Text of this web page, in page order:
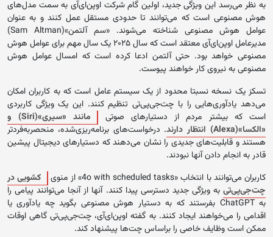
به نظر می‌رسد این ویژگی جدید، اولین گام شرکت اوپن‌ای‌آی به سمت مدل‌های
هوش مصنوعی است که می‌توانند تا حدودی مستقل عمل کنند و به عنوان
عوامل هوش مصنوعی شناخته می‌شوند. «سم آلتمن»(Sam Altman)
مدیرعامل اوپن‌ای‌آی معتقد است که سال ۲۰۲۵ یک سال مهم برای عوامل هوش
مصنوعی خواهد بود. حتی آلتمن ادعا کرده است که امسال عوامل هوش
مصنوعی به نیروی کار خواهند پیوست.
تسکز یک نسخه نسبتا محدود از یک سیستم عامل است که به کاربران امکان
می‌دهد یادآوری‌هایی را با چت‌جی‌پی‌تی تنظیم کنند. این یک ویژگی کاربردی
است که بیشتر مردم از دستیارهای صوتی
مانند «سیری»(Siri) و
«الکسا»(Alexa) انتظار دارند
. درخواست‌های برنامه‌ریزی‌شده، منحصربه‌فردتر
هستند و قابلیت‌های جدیدی را نشان می‌دهند که دستیارهای دیجیتال پیشین
قادر به انجام دادن آنها نبودند.
کاربران می‌توانند با انتخاب «4o with scheduled tasks» از منوی
کشویی در
چت‌جی‌پی‌تی به ویژگی جدید دسترسی پیدا کنند. آنها از آنجا می‌توانند پیامی را
به ChatGPT بفرستند که به دستیار هوش مصنوعی بگوید چه یادآوری یا
اقدامی را می‌خواهند ایجاد کنند. به گفته اوپن‌ای‌آی، چت‌جی‌پی‌تی گاهی اوقات
ممکن است وظایف خاصی را براساس چت‌ها پیشنهاد کند.